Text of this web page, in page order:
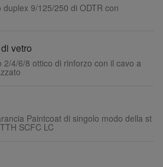
9/125/250 di ODTR con
vetro
2/4/6/8 ottico di rinforzo con il cavo a
Paintcoat di singolo modo della st
SCFC LC